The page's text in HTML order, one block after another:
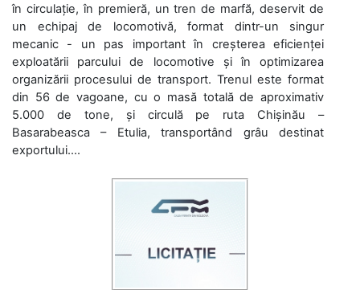
în circulație, în premieră, un tren de marfă, deservit de
un echipaj de locomotivă, format dintr-un singur
mecanic - un pas important în creșterea eficienței
exploatării parcului de locomotive și în optimizarea
organizării procesului de transport. Trenul este format
din 56 de vagoane, cu o masă totală de aproximativ
5.000 de tone, și circulă pe ruta Chișinău –
Basarabeasca – Etulia, transportând grâu destinat
exportului....